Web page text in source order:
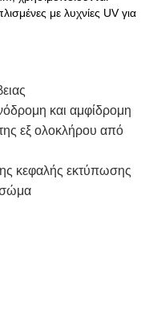
με λυχνίες UV για
και αμφίδρομη
εξ ολοκλήρου από
κεφαλής εκτύπωσης
σώμα